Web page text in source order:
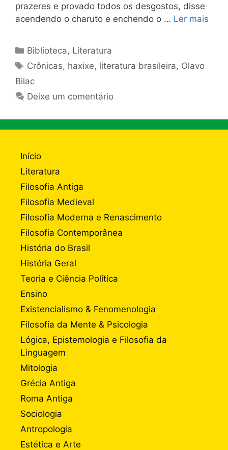
prazeres e provado todos os desgostos, disse
acendendo o charuto e enchendo o … Ler mais
Categorias
Biblioteca, Literatura
Tags
Crônicas, haxixe, literatura brasileira, Olavo
Bilac
Deixe um comentário
Início
Literatura
Filosofia Antiga
Filosofia Medieval
Filosofia Moderna e Renascimento
Filosofia Contemporânea
História do Brasil
História Geral
Teoria e Ciência Política
Ensino
Existencialismo & Fenomenologia
Filosofia da Mente & Psicologia
Lógica, Epistemologia e Filosofia da
Linguagem
Mitologia
Grécia Antiga
Roma Antiga
Sociologia
Antropologia
Estética e Arte